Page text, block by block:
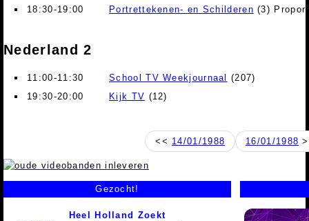
18:30-19:00
Portrettekenen- en Schilderen (3)
Nederland 2
11:00-11:30 School TV Weekjournaal (207)
19:30-20:00
Kijk TV (12)
<< 14/01/1988 16/01/1988
Gezocht!
Heel Holland Zoekt